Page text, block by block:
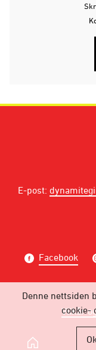
E-post:
Facebook
Vilkår
Denne nettsiden
cookie-
Ok